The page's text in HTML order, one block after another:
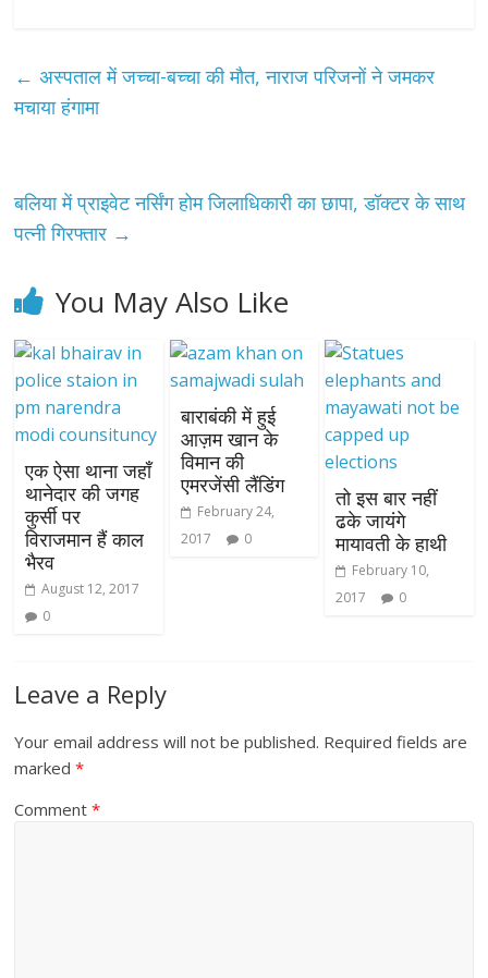
← अस्पताल में जच्चा-बच्चा की मौत, नाराज परिजनों ने जमकर
मचाया हंगामा
बलिया में प्राइवेट नर्सिंग होम जिलाधिकारी का छापा, डॉक्टर के साथ
पत्नी गिरफ्तार →
You May Also Like
एक ऐसा थाना जहाँ
थानेदार की जगह
कुर्सी पर
विराजमान हैं काल
भैरव
August 12, 2017
0
बाराबंकी में हुई
आज़म खान के
विमान की
एमरजेंसी लैंडिंग
February 24,
2017
0
तो इस बार नहीं
ढके जायंगे
मायावती के हाथी
February 10,
2017
0
Leave a Reply
Your email address will not be published. Required fields are
marked*
Comment*